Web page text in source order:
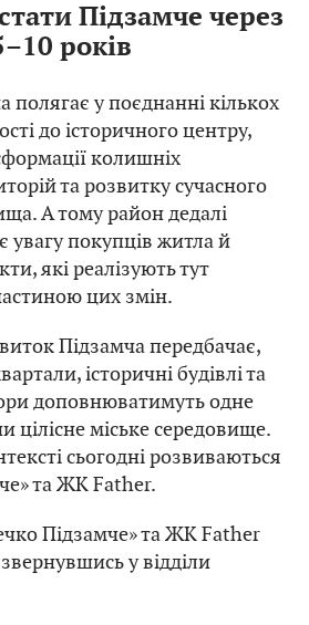
Підзамче через
років
у поєднанні кількох
до історичного центру,
колишніх
та розвитку сучасного
А тому район дедалі
увагу покупців житла й
які реалізують тут
цих змін.
Підзамча передбачає,
історичні будівлі та
доповнюватимуть одне
цілісне міське середовище.
сьогодні розвиваються
та ЖК Father.
Підзамче» та ЖК Father
у відділи